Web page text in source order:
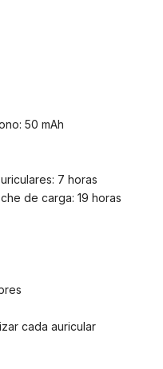
50 mAh
7 horas
de carga: 19 horas
cada auricular